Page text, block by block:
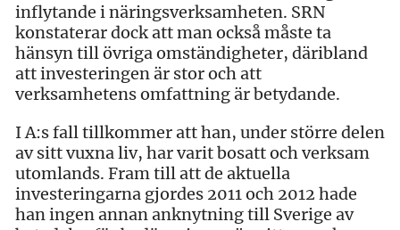
inflytande i näringsverksamheten. SRN
konstaterar dock att man också måste ta
hänsyn till övriga omständigheter, däribland
att investeringen är stor och att
verksamhetens omfattning är betydande.
I A:s fall tillkommer att han, under större delen
av sitt vuxna liv, har varit bosatt och verksam
utomlands. Fram till att de aktuella
investeringarna gjordes 2011 och 2012 hade
han ingen annan anknytning till Sverige av